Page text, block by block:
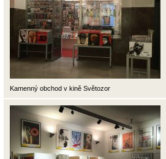
Kamenný obchod v kině Světozor